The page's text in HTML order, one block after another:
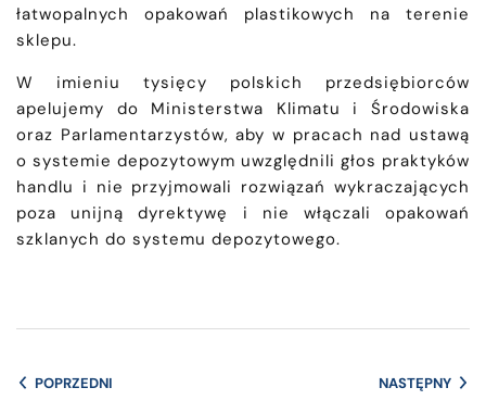
łatwopalnych opakowań plastikowych na terenie
sklepu.
W imieniu tysięcy polskich przedsiębiorców
apelujemy do Ministerstwa Klimatu i Środowiska
oraz Parlamentarzystów, aby w pracach nad ustawą
o systemie depozytowym uwzględnili głos praktyków
handlu i nie przyjmowali rozwiązań wykraczających
poza unijną dyrektywę i nie włączali opakowań
szklanych do systemu depozytowego.
POPRZEDNI NASTĘPNY